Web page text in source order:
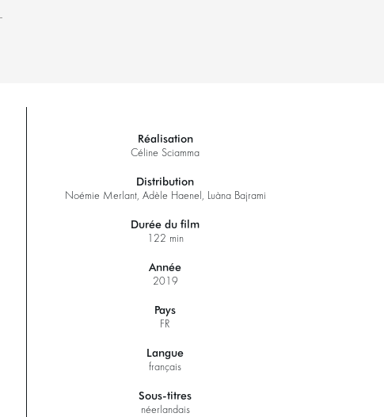
Réalisation
Céline Sciamma
Distribution
Noémie Merlant, Adèle Haenel, Luàna Bajrami
Durée du film
122 min
Année
2019
Pays
FR
Langue
français
Sous-titres
néerlandais